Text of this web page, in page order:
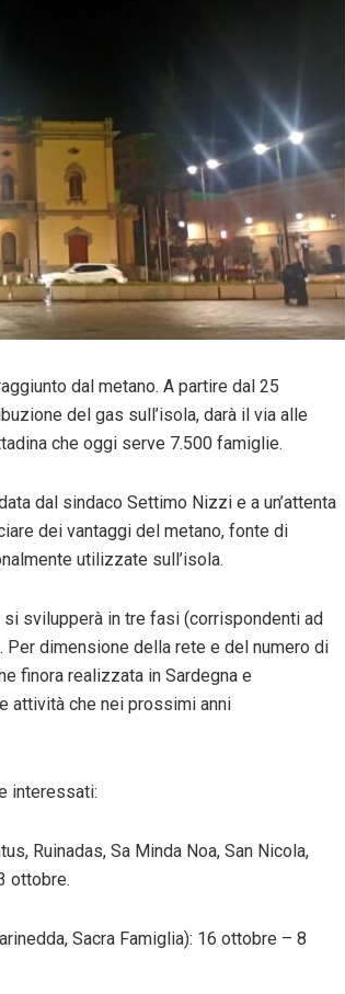
dal metano. A partire dal 25
del gas sull’isola, darà il via alle
che oggi serve 7.500 famiglie.
dal sindaco Settimo Nizzi e a un’attenta
dei vantaggi del metano, fonte di
utilizzate sull’isola.
si svilupperà in tre fasi (corrispondenti ad
dimensione della rete e del numero di
finora realizzata in Sardegna e
attività che nei prossimi anni
interessati:
Ruinadas, Sa Minda Noa, San Nicola,
ottobre.
Sacra Famiglia): 16 ottobre – 8